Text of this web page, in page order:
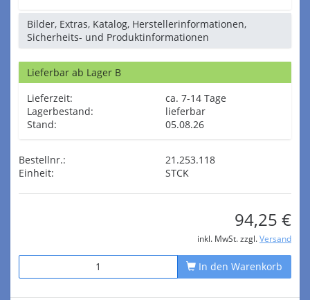
Bilder, Extras, Katalog, Herstellerinformationen,
Sicherheits- und Produktinformationen
Lieferbar ab Lager B
Lieferzeit:
ca. 7-14 Tage
Lagerbestand:
lieferbar
Stand:
05.08.26
Bestellnr.:
21.253.118
Einheit:
STCK
94,25 €
inkl. MwSt. zzgl. Versand
In den Warenkorb